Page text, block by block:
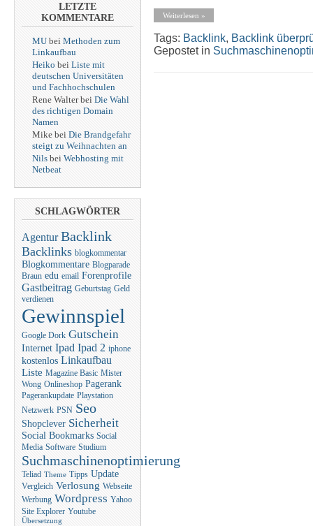
LETZTE
KOMMENTARE
MU bei Methoden zum
Linkaufbau
Heiko bei Liste mit
deutschen Universitäten
und Fachhochschulen
Rene Walter bei Die Wahl
des richtigen Domain
Namen
Mike bei Die Brandgefahr
steigt zu Weihnachten an
Nils bei Webhosting mit
Netbeat
SCHLAGWÖRTER
Agentur Backlink
Backlinks blogkommentar
Blogkommentare Blogparade
Braun edu email Forenprofile
Gastbeitrag Geburtstag Geld
verdienen
Gewinnspiel
Google Dork Gutschein
Internet Ipad Ipad 2 iphone
kostenlos Linkaufbau
Liste Magazine Basic Mister
Wong Onlineshop Pagerank
Pagerankupdate Playstation
Netzwerk PSN Seo
Shopclever Sicherheit
Social Bookmarks Social
Media Software Studium
Suchmaschinenoptimierung
Teliad Theme Tipps Update
Vergleich Verlosung Webseite
Werbung Wordpress Yahoo
Site Explorer Youtube
Übersetzung
Weiterlesen »
Tags: Backlink, Backlink
Gepostet in